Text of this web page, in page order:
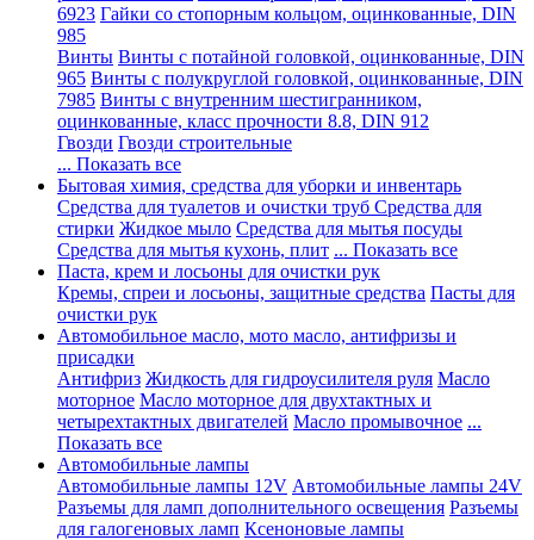
6923 Гайки со стопорным кольцом, оцинкованные, DIN
985
Винты Винты с потайной головкой, оцинкованные, DIN
965 Винты с полукруглой головкой, оцинкованные, DIN
7985 Винты с внутренним шестигранником,
оцинкованные, класс прочности 8.8, DIN 912
Гвозди Гвозди строительные
... Показать все
Бытовая химия, средства для уборки и инвентарь
Средства для туалетов и очистки труб Средства для
стирки Жидкое мыло Средства для мытья посуды
Средства для мытья кухонь, плит ... Показать все
Паста, крем и лосьоны для очистки рук
Кремы, спреи и лосьоны, защитные средства Пасты для
очистки рук
Автомобильное масло, мото масло, антифризы и
присадки
Антифриз Жидкость для гидроусилителя руля Масло
моторное Масло моторное для двухтактных и
четырехтактных двигателей Масло промывочное ...
Показать все
Автомобильные лампы
Автомобильные лампы 12V Автомобильные лампы 24V
Разъемы для ламп дополнительного освещения Разъемы
для галогеновых ламп Ксеноновые лампы